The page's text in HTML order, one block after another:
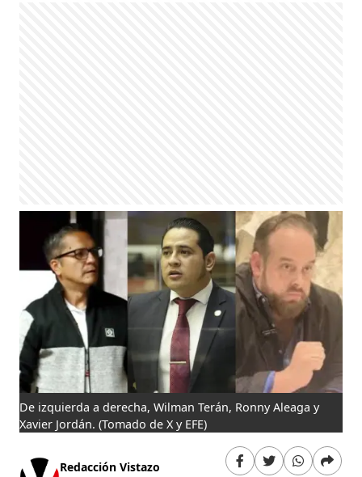
De izquierda a derecha, Wilman Terán, Ronny Aleaga y
Xavier Jordán. (Tomado de X y EFE)
Redacción Vistazo